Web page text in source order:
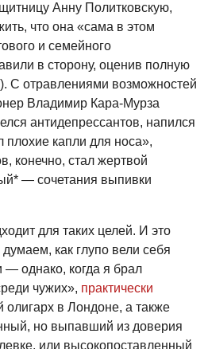
Анну Политковскую,
что она «сама в этом
и семейного
в сторону, оценив полную
С отравлениями возможностей
Владимир Кара-Мурза
антидепрессантов, напился
плохие капли для носа»,
конечно, стал жертвой
— сочетания выпивки
для таких целей. И это
как глупо вели себя
— однако, когда я брал
чужих», практически
олигарх в Лондоне, а также
но выпавший из доверия
или высокопоставленный